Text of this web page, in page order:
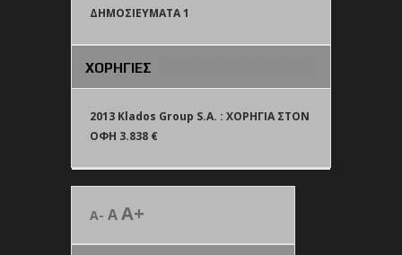
ΔΗΜΟΣΙΕΥΜΑΤΑ 1
ΧΟΡΗΓΙΕΣ
2013 Klados Group S.A. : ΧΟΡΗΓΙΑ ΣΤΟΝ
ΟΦΗ 3.838 €
A- AA+